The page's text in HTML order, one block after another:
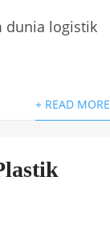
dunia logistik
+ READ MORE